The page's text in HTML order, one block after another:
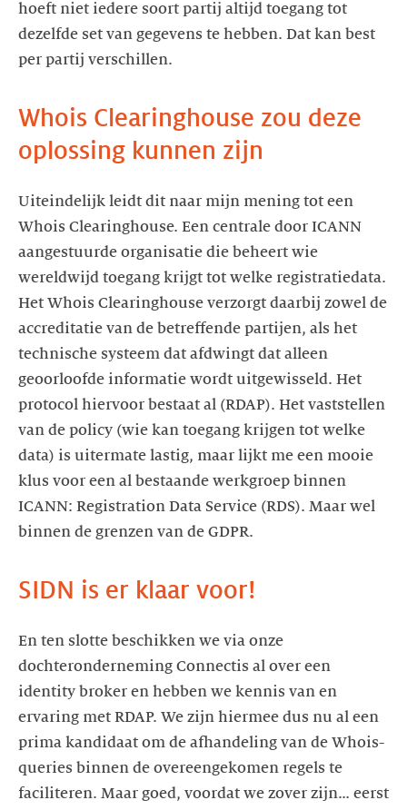
hoeft niet iedere soort partij altijd toegang tot
dezelfde set van gegevens te hebben. Dat kan best
per partij verschillen.
Whois Clearinghouse zou deze
oplossing kunnen zijn
Uiteindelijk leidt dit naar mijn mening tot een
Whois Clearinghouse. Een centrale door ICANN
aangestuurde organisatie die beheert wie
wereldwijd toegang krijgt tot welke registratiedata.
Het Whois Clearinghouse verzorgt daarbij zowel de
accreditatie van de betreffende partijen, als het
technische systeem dat afdwingt dat alleen
geoorloofde informatie wordt uitgewisseld. Het
protocol hiervoor bestaat al (RDAP). Het vaststellen
van de policy (wie kan toegang krijgen tot welke
data) is uitermate lastig, maar lijkt me een mooie
klus voor een al bestaande werkgroep binnen
ICANN: Registration Data Service (RDS). Maar wel
binnen de grenzen van de GDPR.
SIDN is er klaar voor!
En ten slotte beschikken we via onze
dochteronderneming Connectis al over een
identity broker en hebben we kennis van en
ervaring met RDAP. We zijn hiermee dus nu al een
prima kandidaat om de afhandeling van de Whois-
queries binnen de overeengekomen regels te
faciliteren. Maar goed, voordat we zover zijn… eerst